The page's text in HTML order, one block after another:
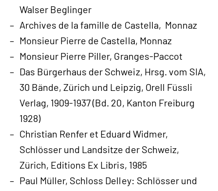
Walser Beglinger
Archives de la famille de Castella, Monnaz
Monsieur Pierre de Castella, Monnaz
Monsieur Pierre Piller, Granges-Paccot
Das Bürgerhaus der Schweiz, Hrsg. vom SIA,
30 Bände, Zürich und Leipzig, Orell Füssli
Verlag, 1909-1937 (Bd. 20, Kanton Freiburg
1928)
Christian Renfer et Eduard Widmer,
Schlösser und Landsitze der Schweiz,
Zürich, Editions Ex Libris, 1985
Paul Müller, Schloss Delley: Schlösser und